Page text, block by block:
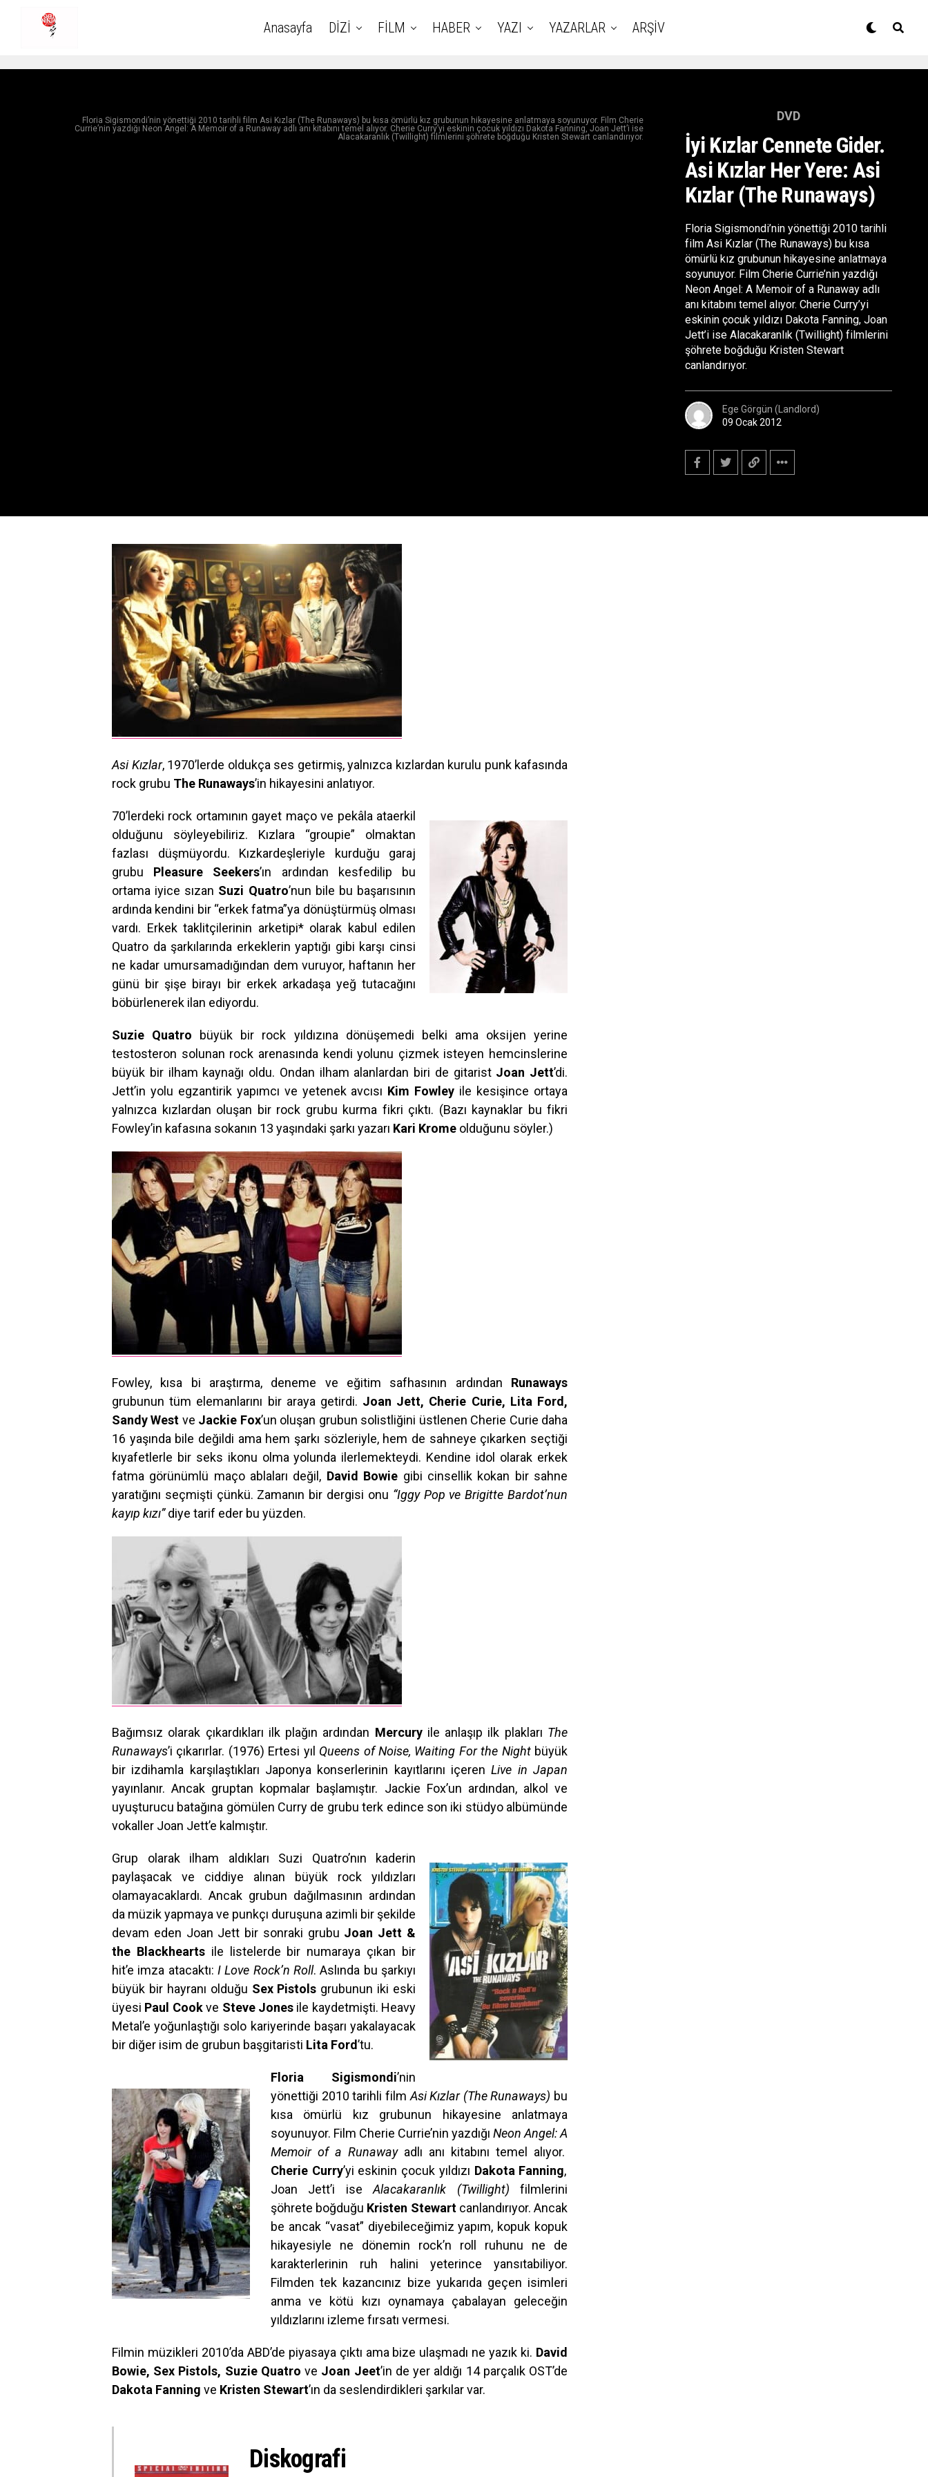
Anasayfa DİZİ FİLM HABER YAZI YAZARLAR ARŞİV
Floria Sigismondi’nin yönettiği 2010 tarihli film Asi Kızlar (The Runaways) bu kısa ömürlü kız grubunun hikayesine anlatmaya soyunuyor. Film Cherie
Currie’nin yazdığı Neon Angel: A Memoir of a Runaway adlı anı kitabını temel alıyor. Cherie Curry’yi eskinin çocuk yıldızı Dakota Fanning, Joan Jett’i ise
Alacakaranlık (Twillight) filmlerini şöhrete boğduğu Kristen Stewart canlandırıyor.
DVD
İyi Kızlar Cennete Gider.
Asi Kızlar Her Yere: Asi
Kızlar (The Runaways)
Floria Sigismondi’nin yönettiği 2010 tarihli
film Asi Kızlar (The Runaways) bu kısa
ömürlü kız grubunun hikayesine anlatmaya
soyunuyor. Film Cherie Currie’nin yazdığı
Neon Angel: A Memoir of a Runaway adlı
anı kitabını temel alıyor. Cherie Curry’yi
eskinin çocuk yıldızı Dakota Fanning, Joan
Jett’i ise Alacakaranlık (Twillight) filmlerini
şöhrete boğduğu Kristen Stewart
canlandırıyor.
Ege Görgün (Landlord)
09 Ocak 2012
Asi Kızlar, 1970’lerde oldukça ses getirmiş, yalnızca kızlardan kurulu punk kafasında
rock grubu The Runaways’in hikayesini anlatıyor.
70’lerdeki rock ortamının gayet maço ve pekâla ataerkil
olduğunu söyleyebiliriz. Kızlara “groupie” olmaktan
fazlası düşmüyordu. Kızkardeşleriyle kurduğu garaj
grubu Pleasure Seekers’ın ardından kesfedilip bu
ortama iyice sızan Suzi Quatro’nun bile bu başarısının
ardında kendini bir “erkek fatma”ya dönüştürmüş olması
vardı. Erkek taklitçilerinin arketipi* olarak kabul edilen
Quatro da şarkılarında erkeklerin yaptığı gibi karşı cinsi
ne kadar umursamadığından dem vuruyor, haftanın her
günü bir şişe birayı bir erkek arkadaşa yeğ tutacağını
böbürlenerek ilan ediyordu.
Suzie Quatro büyük bir rock yıldızına dönüşemedi belki ama oksijen yerine
testosteron solunan rock arenasında kendi yolunu çizmek isteyen hemcinslerine
büyük bir ilham kaynağı oldu. Ondan ilham alanlardan biri de gitarist Joan Jett’di.
Jett’in yolu egzantirik yapımcı ve yetenek avcısı Kim Fowley ile kesişince ortaya
yalnızca kızlardan oluşan bir rock grubu kurma fikri çıktı. (Bazı kaynaklar bu fikri
Fowley’in kafasına sokanın 13 yaşındaki şarkı yazarı Kari Krome olduğunu söyler.)
Fowley, kısa bi araştırma, deneme ve eğitim safhasının ardından Runaways
grubunun tüm elemanlarını bir araya getirdi. Joan Jett, Cherie Curie, Lita Ford,
Sandy West ve Jackie Fox’un oluşan grubun solistliğini üstlenen Cherie Curie daha
16 yaşında bile değildi ama hem şarkı sözleriyle, hem de sahneye çıkarken seçtiği
kıyafetlerle bir seks ikonu olma yolunda ilerlemekteydi. Kendine idol olarak erkek
fatma görünümlü maço ablaları değil, David Bowie gibi cinsellik kokan bir sahne
yaratığını seçmişti çünkü. Zamanın bir dergisi onu “Iggy Pop ve Brigitte Bardot’nun
kayıp kızı”diye tarif eder bu yüzden.
Bağımsız olarak çıkardıkları ilk plağın ardından Mercuryile anlaşıp ilk plakları The
Runaways’i çıkarırlar. (1976) Ertesi yıl Queens of Noise, Waiting For the Nightbüyük
bir izdihamla karşılaştıkları Japonya konserlerinin kayıtlarını içerenLive in Japan
yayınlanır. Ancak gruptan kopmalar başlamıştır. Jackie Fox’un ardından, alkol ve
uyuşturucu batağına gömülen Curry de grubu terk edince son iki stüdyo albümünde
vokaller Joan Jett’e kalmıştır.
Grup olarak ilham aldıkları Suzi Quatro’nın kaderin
paylaşacak ve ciddiye alınan büyük rock yıldızları
olamayacaklardı. Ancak grubun dağılmasının ardından
da müzik yapmaya ve punkçı duruşuna azimli bir şekilde
devam eden Joan Jett bir sonraki grubu Joan Jett &
the Blackheartsile listelerde bir numaraya çıkan bir
hit’e imza atacaktı: I Love Rock’n Roll. Aslında bu şarkıyı
büyük bir hayranı olduğu Sex Pistols grubunun iki eski
üyesi Paul Cookve Steve Jonesile kaydetmişti. Heavy
Metal’e yoğunlaştığı solo kariyerinde başarı yakalayacak
bir diğer isim de grubun başgitaristi Lita Ford’tu.
Floria Sigismondi’nin
yönettiği 2010 tarihli film Asi Kızlar (The Runaways) bu
kısa ömürlü kız grubunun hikayesine anlatmaya
soyunuyor. Film Cherie Currie’nin yazdığı Neon Angel: A
Memoir of a Runawayadlı anı kitabını temel alıyor.
Cherie Curry’yi eskinin çocuk yıldızı Dakota Fanning,
Joan Jett’i iseAlacakaranlık (Twillight) filmlerini
şöhrete boğduğu Kristen Stewartcanlandırıyor. Ancak
be ancak “vasat” diyebileceğimiz yapım, kopuk kopuk
hikayesiyle ne dönemin rock’n roll ruhunu ne de
karakterlerinin ruh halini yeterince yansıtabiliyor.
Filmden tek kazancınız bize yukarıda geçen isimleri
anma ve kötü kızı oynamaya çabalayan geleceğin
yıldızlarını izleme fırsatı vermesi.
Filmin müzikleri 2010’da ABD’de piyasaya çıktı ama bize ulaşmadı ne yazık ki. David
Bowie, Sex Pistols, Suzie Quatro ve Joan Jeet’in de yer aldığı 14 parçalık OST’de
Dakota Fanning ve Kristen Stewart’ın da seslendirdikleri şarkılar var.
Diskografi